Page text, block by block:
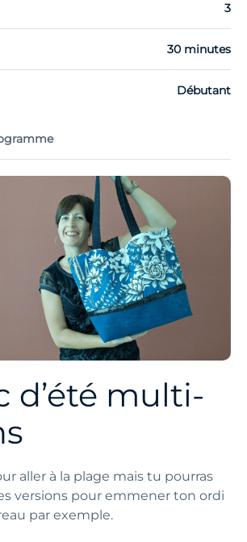
d’été multi-
aller à la plage mais tu pourras
versions pour emmener ton ordi
par exemple.
3
30 minutes
Débutant